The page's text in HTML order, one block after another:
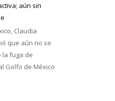
aún sin
Claudia
que aún no se
la fuga de
Golfo de México